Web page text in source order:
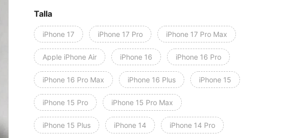
Talla
iPhone 17 iPhone 17 Pro iPhone 17 Pro Max
Apple iPhone Air iPhone 16 iPhone 16 Pro
iPhone 16 Pro Max iPhone 16 Plus iPhone 15
iPhone 15 Pro iPhone 15 Pro Max
iPhone 15 Plus iPhone 14 iPhone 14 Pro